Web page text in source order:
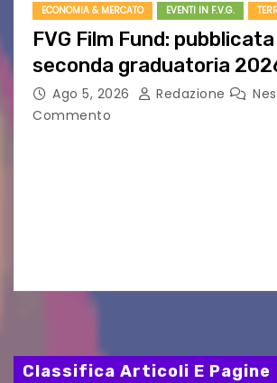
ECONOMIA & MERCATO EVENTI IN F.V.G.
FVG Film Fund:
seconda graduatoria
Ago 5, 2026 Redazione
Commento
Classifica Articoli E Pagine